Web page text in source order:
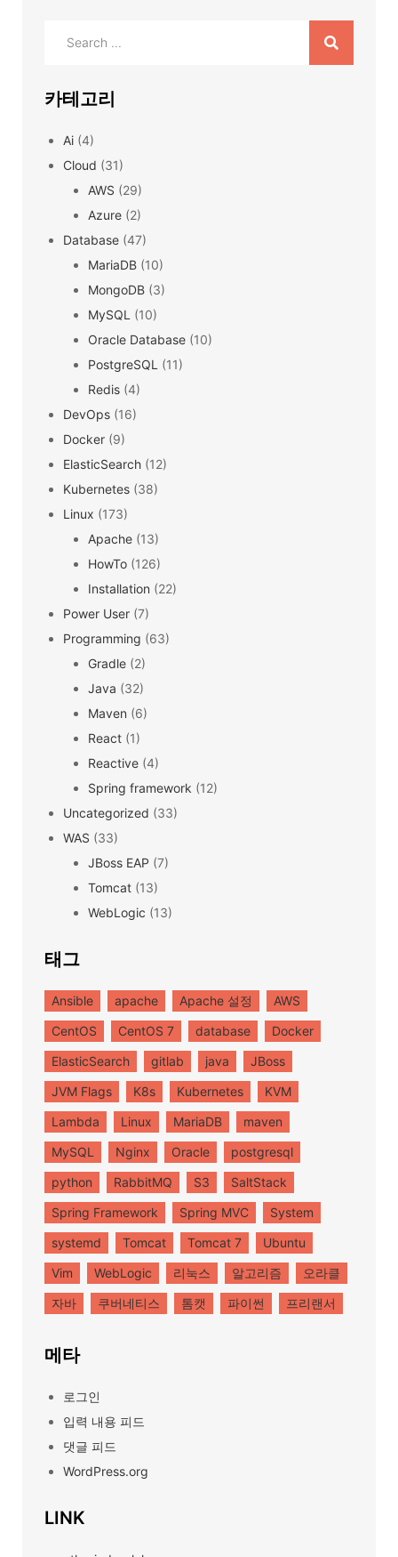
카테고리
Ai (4)
Cloud (31)
AWS (29)
Azure (2)
Database (47)
MariaDB (10)
MongoDB (3)
MySQL (10)
Oracle Database (10)
PostgreSQL (11)
Redis (4)
DevOps (16)
Docker (9)
ElasticSearch (12)
Kubernetes (38)
Linux (173)
Apache (13)
HowTo (126)
Installation (22)
Power User (7)
Programming (63)
Gradle (2)
Java (32)
Maven (6)
React (1)
Reactive (4)
Spring framework (12)
Uncategorized (33)
WAS (33)
JBoss EAP (7)
Tomcat (13)
WebLogic (13)
태그
Ansible apache Apache 설정
AWS
CentOS
CentOS 7 database
Docker
ElasticSearch
gitlab java
JBoss
JVM Flags
K8s Kubernetes
KVM
Lambda
Linux MariaDB
maven
MySQL
Nginx Oracle
postgresql
python
RabbitMQ S3
SaltStack
Spring Framework
Spring MVC
System
systemd
Tomcat Tomcat 7
Ubuntu
Vim
WebLogic 리눅스 알고리즘
오라클
자바
쿠버네티스 톰캣 파이썬 프리랜서
메타
로그인
입력 내용 피드
댓글 피드
WordPress.org
LINK